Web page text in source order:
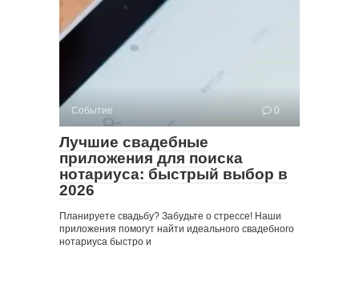
Событие 0
Лучшие свадебные
приложения для поиска
нотариуса: быстрый выбор в
2026
Планируете свадьбу? Забудьте о стрессе! Наши
приложения помогут найти идеального свадебного
нотариуса быстро и